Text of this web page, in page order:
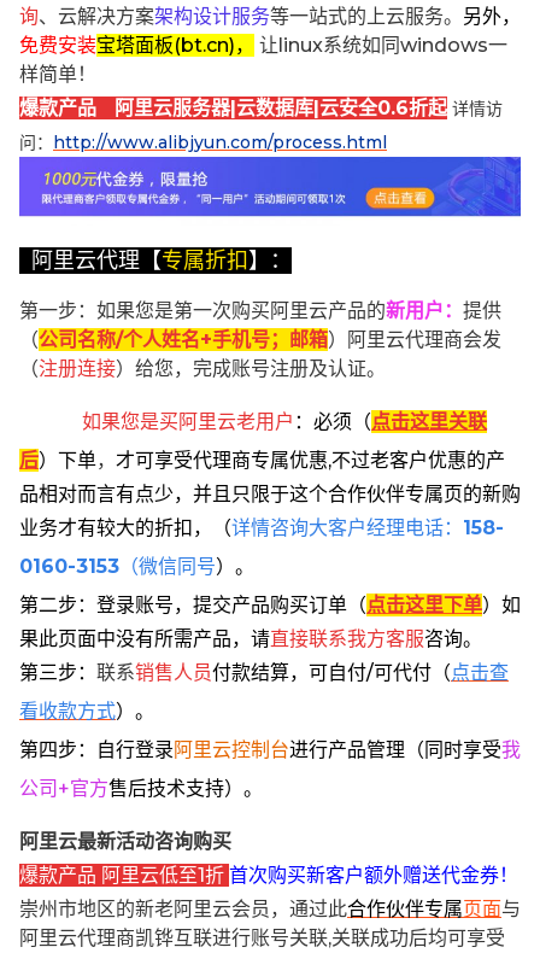
询、云解决方案架构设计服务等一站式的上云服务。 另外，
免费安装宝塔面板(bt.cn)，
让linux系统如同windows一
样简单！
爆款产品 阿里云服务器|云数据库|云安全0.6折起 详情访
问： http://www.alibjyun.com/process.html
阿里云代理【专属折扣】：
第一步：如果您是第一次购买阿里云产品的新用户 ： 提供
（公司名称/个人姓名+手机号；邮箱）阿里云代理商会发
（注册连接）给您，完成账号注册及认证。
如果您是买阿里云老用户 ： 必须 （点击这里关联
后） 下单， 才可享受代理商专属优惠,不过老客户优惠的产
品相对而言有点少，并且只限于这个合作伙伴专属页的新购
业务才有较大的折扣，
（详情咨询大客户经理电话： 158-
0160-3153 （微信同号）。
第二步：登录账号，提交产品购买订单（点击这里下单） 如
果此页面中没有所需产品，请直接联系我方客服咨询。
第三步： 联系销售人员付款结算，可自付/可代付（点击查
看收款方式）。
第四步：自行登录阿里云控制台进行产品管理（同时享受我
公司+官方售后技术支持）。
阿里云最新活动咨询购买
爆款产品 阿里云低至1折 首次购买新客户额外赠送代金券！
崇州市地区的新老阿里云会员，通过此合作伙伴专属页面与
阿里云代理商凯铧互联进行账号关联,关联成功后均可享受